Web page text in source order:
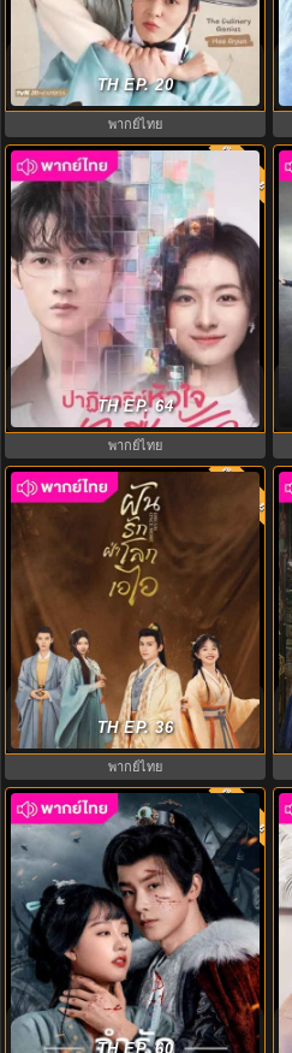
สูตรลับพ่อครัวหลงยุค (2025) Heo’s
Diner พากย์ไทย EP1-10
TH EP. 20
พากย์ไทย
ปาฏิหาริย์หัวใจ กำไลสื่อรัก (2025)
Filter พากย์ไทย EP.1-32
8.0 พากย์ไทย
TH EP. 64
พากย์ไทย
ฝันรักฝ่าโลกเอไอ (2024) Dream
Once More พากย์ไทย EP.1-18 (จบ)
7.0 พากย์ไทย
TH EP. 36
พากย์ไทย
จำรัก ไม่ลืมเธอ พากย์ไทย (2024)
Please Remember Me EP1-EP30
7.0 พากย์ไทย
TH EP. 60